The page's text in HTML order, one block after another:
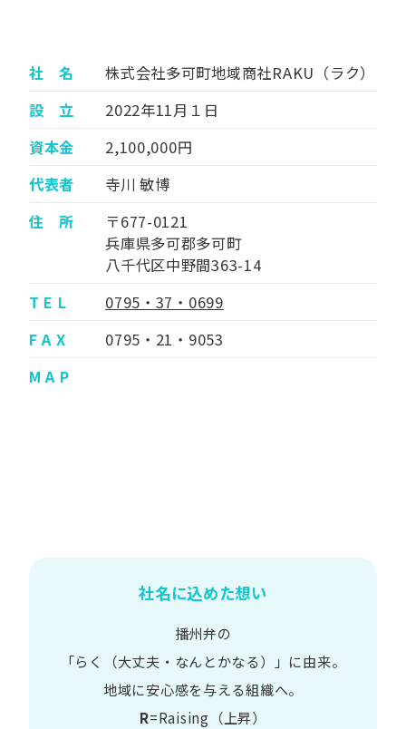
社 名
株式会社多可町地域商社RAKU（ラク）
設 立
2022年11月１日
資本金
2,100,000円
代表者
寺川 敏博
住 所
〒677-0121
兵庫県多可郡多可町
八千代区中野間363-14
T E L
0795・37・0699
F A X
0795・21・9053
M A P
社名に込めた想い
播州弁の
​「らく​（大丈夫・なんとかなる）」に​由来。
地域に​安心感を​与える​組織へ。
R=Raising（上昇）